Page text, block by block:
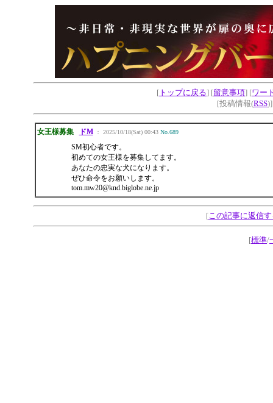
[ トップに戻る] [留意事項] [ワー
[投稿情報(RSS
女王様募集 ドM ： 2025/10/18(Sat) 00:43 No.689
SM初心者です。
初めての女王様を募集してます。
あなたの忠実な犬になります。
ぜひ命令をお願いします。
tom.mw20@knd.biglobe.ne.jp
[この記事に返信す
[標準/